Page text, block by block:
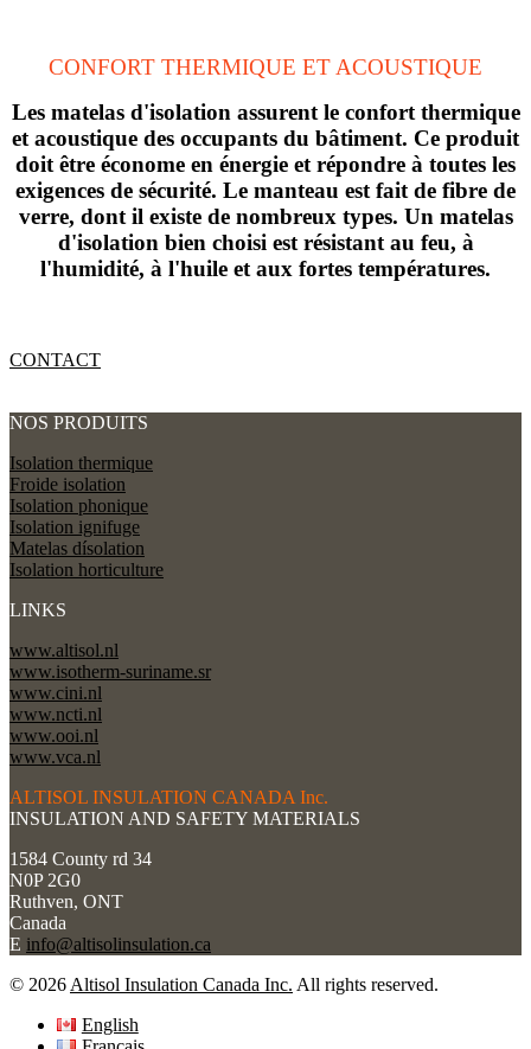
CONFORT THERMIQUE ET ACOUSTIQUE
Les matelas d'isolation assurent le confort thermique
et acoustique des occupants du bâtiment. Ce produit
doit être économe en énergie et répondre à toutes les
exigences de sécurité. Le manteau est fait de fibre de
verre, dont il existe de nombreux types. Un matelas
d'isolation bien choisi est résistant au feu, à
l'humidité, à l'huile et aux fortes températures.
CONTACT
NOS PRODUITS
Isolation thermique
Froide isolation
Isolation phonique
Isolation ignifuge
Matelas dísolation
Isolation horticulture
LINKS
www.altisol.nl
www.isotherm-suriname.sr
www.cini.nl
www.ncti.nl
www.ooi.nl
www.vca.nl
ALTISOL INSULATION CANADA Inc.
INSULATION AND SAFETY MATERIALS
1584 County rd 34
N0P 2G0
Ruthven, ONT
Canada
E info@altisolinsulation.ca
© 2026Altisol Insulation Canada Inc. All rights reserved.
English